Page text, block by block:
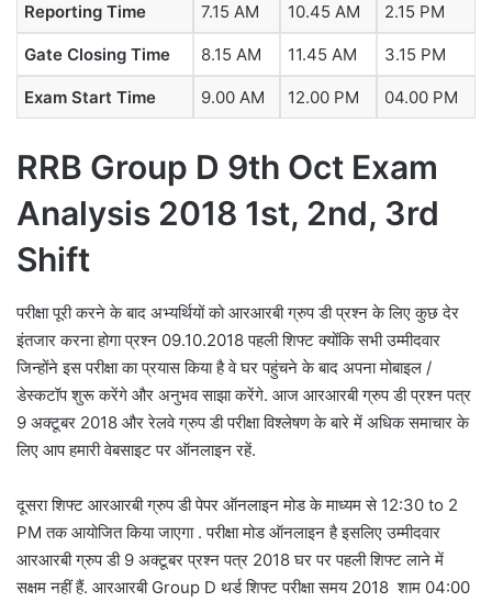
Reporting Time 7.15 AM 10.45 AM 2.15 PM
Gate Closing Time 8.15 AM 11.45 AM 3.15 PM
Exam Start Time 9.00 AM 12.00 PM 04.00 PM
RRB Group D 9th Oct Exam
Analysis 2018 1st, 2nd, 3rd
Shift
परीक्षा पूरी करने के बाद अभ्यर्थियों को आरआरबी ग्रुप डी प्रश्न के लिए कुछ देर
इंतजार करना होगा प्रश्न 09.10.2018 पहली शिफ्ट क्योंकि सभी उम्मीदवार
जिन्होंने इस परीक्षा का प्रयास किया है वे घर पहुंचने के बाद अपना मोबाइल /
डेस्कटॉप शुरू करेंगे और अनुभव साझा करेंगे. आज आरआरबी ग्रुप डी प्रश्न पत्र
9 अक्टूबर 2018 और रेलवे ग्रुप डी परीक्षा विश्लेषण के बारे में अधिक समाचार के
लिए आप हमारी वेबसाइट पर ऑनलाइन रहें.
दूसरा शिफ्ट आरआरबी ग्रुप डी पेपर ऑनलाइन मोड के माध्यम से 12:30 to 2
PM तक आयोजित किया जाएगा . परीक्षा मोड ऑनलाइन है इसलिए उम्मीदवार
आरआरबी ग्रुप डी 9 अक्टूबर प्रश्न पत्र 2018 घर पर पहली शिफ्ट लाने में
सक्षम नहीं हैं. आरआरबी Group D थर्ड शिफ्ट परीक्षा समय 2018 शाम 04:00